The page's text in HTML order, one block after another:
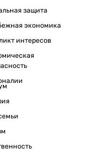
защита
экономика
интересов